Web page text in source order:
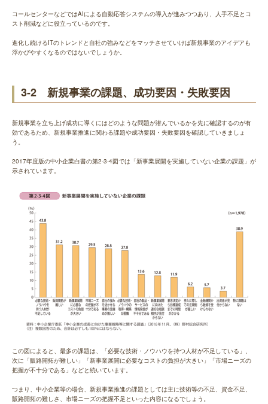
コールセンターなどではAIによる自動応答システムの導入が進みつつあり、人手不足とコ
スト削減などに役立っているのです。
進化し続けるITのトレンドと自社の強みなどをマッチさせていけば新規事業のアイデアも
浮かびやすくなるのではないでしょうか。
3-2 新規事業の課題、成功要因・失敗要因
新規事業を立ち上げ成功に導くにはどのような問題が潜んでいるかを先に確認するのが有
効であるため、新規事業推進に関わる課題や成功要因・失敗要因を確認していきましょ
う。
2017年度版の中小企業白書の第2-3-4図では「新事業展開を実施していない企業の課題」が
示されています。
この図によると、最多の課題は、「必要な技術・ノウハウを持つ人材が不足している」、
次に「販路開拓が難しい」「新事業展開に必要なコストの負担が大きい」「市場ニーズの
把握が不十分である」などと続いています。
つまり、中小企業等の場合、新規事業推進の課題としては主に技術等の不足、資金不足、
販路開拓の難しさ、市場ニーズの把握不足といった内容になるでしょう。